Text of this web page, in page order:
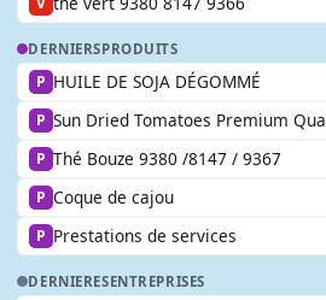
DERNIERSPRODUITS
P HUILE DE SOJA DÉGOMMÉ
P Sun Dried Tomatoes Premium Qua
P Thé Bouze 9380 /8147 / 9367
P Coque de cajou
P Prestations de services
DERNIERESENTREPRISES